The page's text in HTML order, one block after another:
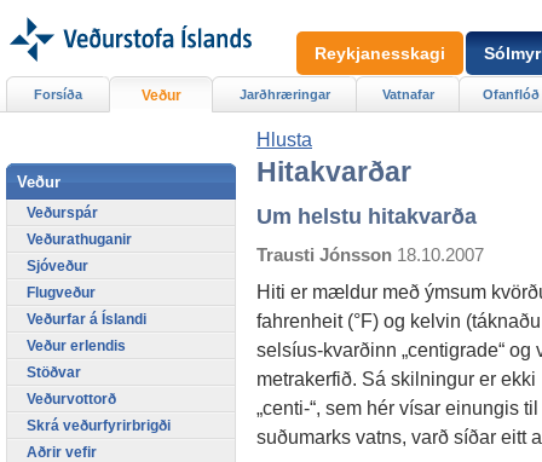
Hlusta
Hitakvarðar
Um helstu hitakvarða
Trausti Jónsson 18.10.2007
Hiti er mældur með ýmsum
fahrenheit (°F) og kelvin
selsíus-kvarðinn „centigrade“
metrakerfið. Sá skilningur er
„centi-“, sem hér vísar einungis
suðumarks vatns, varð síðar eitt
Forsíða Veður Jarðhræringar Vatnafar Ofanflóð
Veður
Veðurspár
Veðurathuganir
Sjóveður
Flugveður
Veðurfar á Íslandi
Veður erlendis
Stöðvar
Veðurvottorð
Skrá veðurfyrirbrigði
Aðrir vefir
Reykjanesskagi